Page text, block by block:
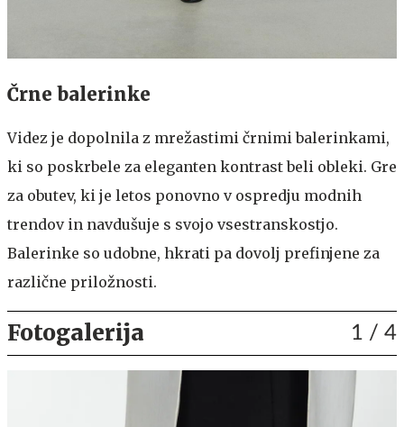
Črne balerinke
Videz je dopolnila z mrežastimi črnimi balerinkami,
ki so poskrbele za eleganten kontrast beli obleki. Gre
za obutev, ki je letos ponovno v ospredju modnih
trendov in navdušuje s svojo vsestranskostjo.
Balerinke so udobne, hkrati pa dovolj prefinjene za
različne priložnosti.
Fotogalerija 1 / 4